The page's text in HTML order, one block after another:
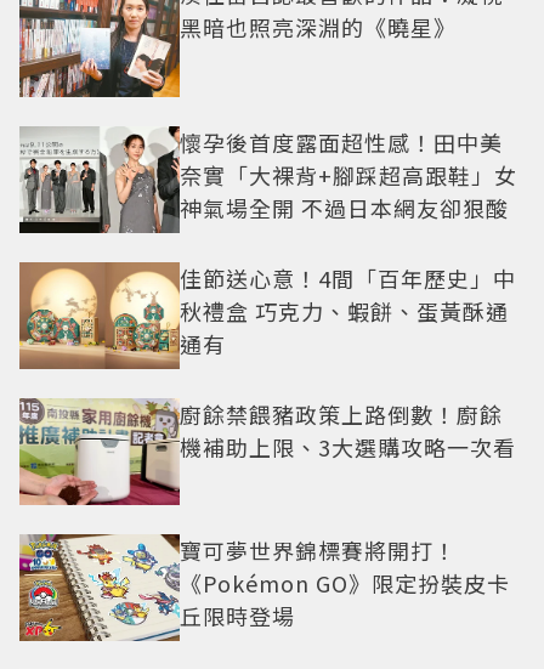
黑暗也照亮深淵的《曉星》
懷孕後首度露面超性感！田中美
奈實「大裸背+腳踩超高跟鞋」女
神氣場全開 不過日本網友卻狠酸
佳節送心意！4間「百年歷史」中
秋禮盒 巧克力、蝦餅、蛋黃酥通
通有
廚餘禁餵豬政策上路倒數！廚餘
機補助上限、3大選購攻略一次看
寶可夢世界錦標賽將開打！
《Pokémon GO》限定扮裝皮卡
丘限時登場